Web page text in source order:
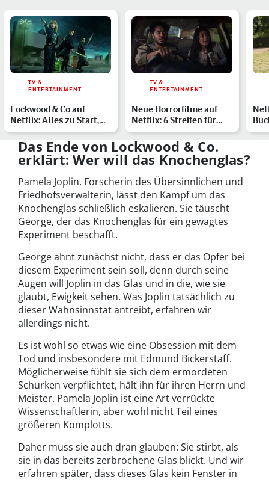
TV &
ENTERTAINMENT
Lockwood & Co auf
Netflix: Alles zu Start,
Handlung und Cast der …
TV &
ENTERTAINMENT
Neue Horrorfilme auf
Netflix: 6 Streifen für
Deinen Gruselabend
Die
Das Ende von Lockwood & Co.
erklärt: Wer will das Knochenglas?
Pamela Joplin, Forscherin des Übersinnlichen und
Friedhofsverwalterin, lässt den Kampf um das
Knochenglas schließlich eskalieren. Sie täuscht
George, der das Knochenglas für ein gewagtes
Experiment beschafft.
George ahnt zunächst nicht, dass er das Opfer bei
diesem Experiment sein soll, denn durch seine
Augen will Joplin in das Glas und in die, wie sie
glaubt, Ewigkeit sehen. Was Joplin tatsächlich zu
dieser Wahnsinnstat antreibt, erfahren wir
allerdings nicht.
Es ist wohl so etwas wie eine Obsession mit dem
Tod und insbesondere mit Edmund Bickerstaff.
Möglicherweise fühlt sie sich dem ermordeten
Schurken verpflichtet, hält ihn für ihren Herrn und
Meister. Pamela Joplin ist eine Art verrückte
Wissenschaftlerin, aber wohl nicht Teil eines
größeren Komplotts.
Daher muss sie auch dran glauben: Sie stirbt, als
sie in das bereits zerbrochene Glas blickt. Und wir
erfahren später, dass dieses Glas kein Fenster in